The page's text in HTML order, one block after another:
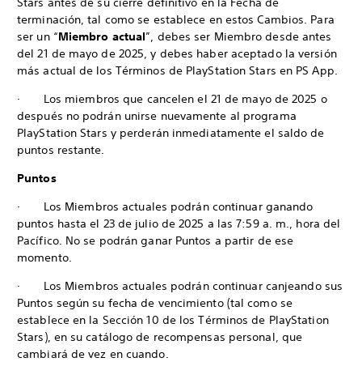
terminación, tal como se establece en estos Cambios. Para
ser un “Miembro actual”, debes ser Miembro desde antes
del 21 de mayo de 2025, y debes haber aceptado la versión
más actual de los Términos de PlayStation Stars en PS App.
· Los miembros que cancelen el 21 de mayo de 2025 o
después no podrán unirse nuevamente al programa
PlayStation Stars y perderán inmediatamente el saldo de
puntos restante.
Puntos
· Los Miembros actuales podrán continuar ganando
puntos hasta el 23 de julio de 2025 a las 7:59 a. m., hora del
Pacífico. No se podrán ganar Puntos a partir de ese
momento.
· Los Miembros actuales podrán continuar canjeando sus
Puntos según su fecha de vencimiento (tal como se
establece en la Sección 10 de los Términos de PlayStation
Stars), en su catálogo de recompensas personal, que
cambiará de vez en cuando.